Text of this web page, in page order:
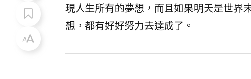
現人生所有的夢想，而且如果明天是世界
想，都有好好努力去達成了。